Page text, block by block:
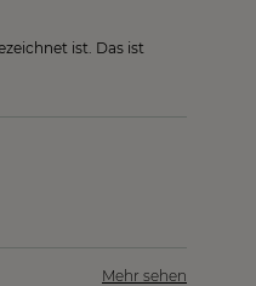
ist. Das ist
Mehr sehen